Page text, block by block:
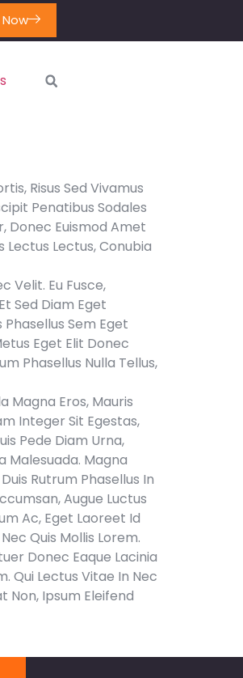
Risus Sed Vivamus
Penatibus Sodales
Donec Euismod Amet
Lectus Lectus, Conubia
Velit. Eu Fusce,
Sed Diam Eget
Sem Eget
Eget Elit Donec
Phasellus Nulla Tellus,
Magna Eros, Mauris
Integer Sit Egestas,
Pede Diam Urna,
Malesuada. Magna
Rutrum Phasellus In
Augue Luctus
Ac, Eget Laoreet Id
Quis Mollis Lorem.
Donec Eaque Lacinia
Qui Lectus Vitae In Nec
Non, Ipsum Eleifend